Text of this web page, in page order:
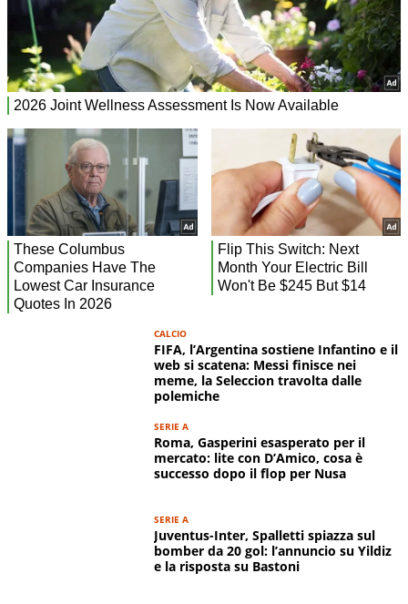
CALCIO
FIFA, l’Argentina sostiene Infantino e il
web si scatena: Messi finisce nei
meme, la Seleccion travolta dalle
polemiche
SERIE A
Roma, Gasperini esasperato per il
mercato: lite con D’Amico, cosa è
successo dopo il flop per Nusa
SERIE A
Juventus-Inter, Spalletti spiazza sul
bomber da 20 gol: l’annuncio su Yildiz
e la risposta su Bastoni